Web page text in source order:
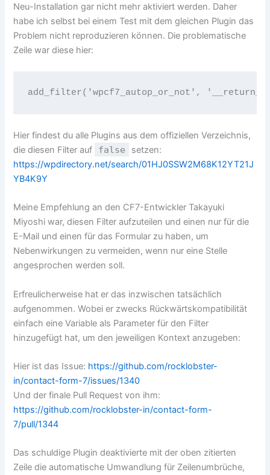
Neu-Installation gar nicht mehr aktiviert werden. Daher
habe ich selbst bei einem Test mit dem gleichen Plugin das
Problem nicht reproduzieren können. Die problematische
Zeile war diese hier:
Hier findest du alle Plugins aus dem offiziellen Verzeichnis,
die diesen Filter auf
false
setzen:
https://wpdirectory.net/search/01HJ0SSW2M68K12YT21J
YB4K9Y
Meine Empfehlung an den CF7-Entwickler Takayuki
Miyoshi war, diesen Filter aufzuteilen und einen nur für die
E-Mail und einen für das Formular zu haben, um
Nebenwirkungen zu vermeiden, wenn nur eine Stelle
angesprochen werden soll.
Erfreulicherweise hat er das inzwischen tatsächlich
aufgenommen. Wobei er zwecks Rückwärtskompatibilität
einfach eine Variable als Parameter für den Filter
hinzugefügt hat, um den jeweiligen Kontext anzugeben:
Hier ist das Issue: https://github.com/rocklobster-
in/contact-form-7/issues/1340
Und der finale Pull Request von ihm:
https://github.com/rocklobster-in/contact-form-
7/pull/1344
Das schuldige Plugin deaktivierte mit der oben zitierten
Zeile die automatische Umwandlung für Zeilenumbrüche,